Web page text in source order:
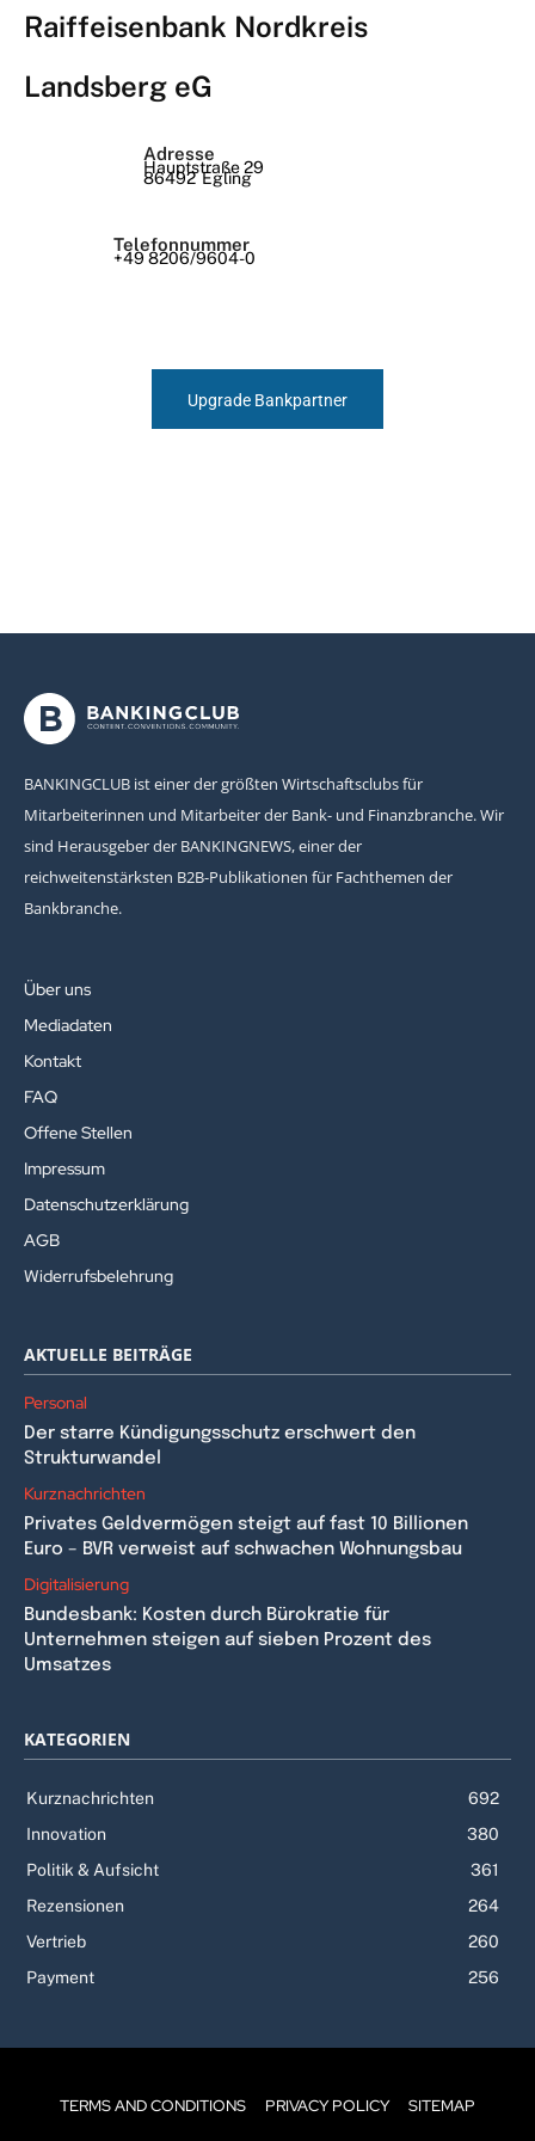
Raiffeisenbank Nordkreis
Landsberg eG
Adresse
Hauptstraße 29
86492 Egling
Telefonnummer
+49 8206/9604-0
Upgrade Bankpartner
BANKINGCLUB ist einer der größten Wirtschaftsclubs für
Mitarbeiterinnen und Mitarbeiter der Bank- und Finanzbranche. Wir
sind Herausgeber der BANKINGNEWS, einer der
reichweitenstärksten B2B-Publikationen für Fachthemen der
Bankbranche.
Über uns
Mediadaten
Kontakt
FAQ
Offene Stellen
Impressum
Datenschutzerklärung
AGB
Widerrufsbelehrung
AKTUELLE BEITRÄGE
Personal
Der starre Kündigungsschutz erschwert den
Strukturwandel
Kurznachrichten
Privates Geldvermögen steigt auf fast 10 Billionen
Euro – BVR verweist auf schwachen Wohnungsbau
Digitalisierung
Bundesbank: Kosten durch Bürokratie für
Unternehmen steigen auf sieben Prozent des
Umsatzes
KATEGORIEN
Kurznachrichten
692
Innovation
380
Politik & Aufsicht
361
Rezensionen
264
Vertrieb
260
Payment
256
TERMS AND CONDITIONS PRIVACY POLICY SITEMAP